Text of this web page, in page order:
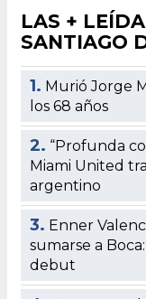
LAS +
SANTIAGO
1. Murió Jorge
los 68 años
2. “Profunda
Miami United
argentino
3. Enner
sumarse a
debut